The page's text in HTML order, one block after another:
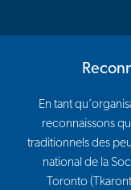
En tant
reconnaissons
traditionnels des
national de la
Toronto